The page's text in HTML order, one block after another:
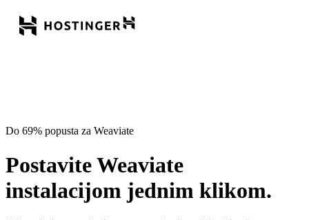
Do 69% popusta za Weaviate
Postavite Weaviate
instalacijom jednim klikom.